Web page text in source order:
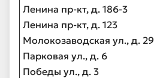
Ленина пр-кт, д. 186-3
Ленина пр-кт, д. 123
Молокозаводская ул., д. 29
Парковая ул., д. 6
Победы ул., д. 3